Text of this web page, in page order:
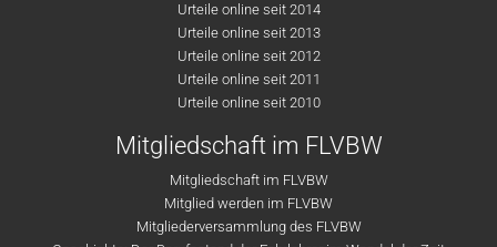
Urteile online seit 2014
Urteile online seit 2013
Urteile online seit 2012
Urteile online seit 2011
Urteile online seit 2010
Mitgliedschaft im FLVBW
Mitgliedschaft im FLVBW
Mitglied werden im FLVBW
Mitgliederversammlung des FLVBW